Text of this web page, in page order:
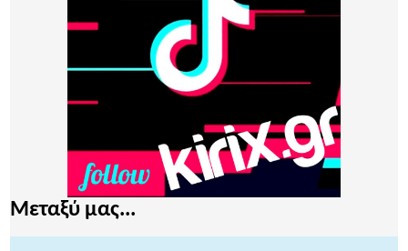
Μεταξύ μας...